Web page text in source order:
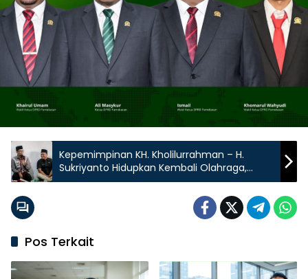
Kepemimpinan KH. Kholilurrahman – H.
Sukriyanto Hidupkan Kembali Olahraga,
Kesenian, dan Hiburan di Pamekasan
Pos Terkait